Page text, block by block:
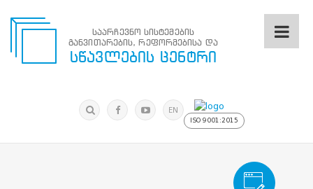
საარჩევნო
სისტემების
საარჩევნო სისტემების
განვითარების, რეფორმებისა და
სწავლების ცენტრი
ძიება
მოძებნა EN
ISO 9001:2015